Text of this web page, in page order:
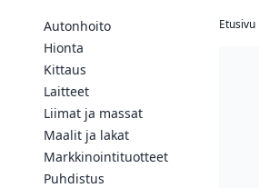
Autonhoito
Hionta
Kittaus
Laitteet
Liimat ja massat
Maalit ja lakat
Markkinointituotteet
Puhdistus
Etusivu